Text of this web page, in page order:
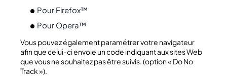
Pour Firefox™
Pour Opera™
Vous pouvez également paramétrer votre navigateur
afin que celui-ci envoie un code indiquant aux sites Web
que vous ne souhaitez pas être suivis. (option « Do No
Track »).